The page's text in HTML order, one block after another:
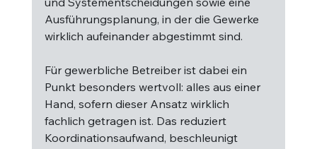
Ausführungsplanung, in der die Gewerke
wirklich aufeinander abgestimmt sind.
Für gewerbliche Betreiber ist dabei ein
Punkt besonders wertvoll: alles aus einer
Hand, sofern dieser Ansatz wirklich
fachlich getragen ist. Das reduziert
Koordinationsaufwand, beschleunigt